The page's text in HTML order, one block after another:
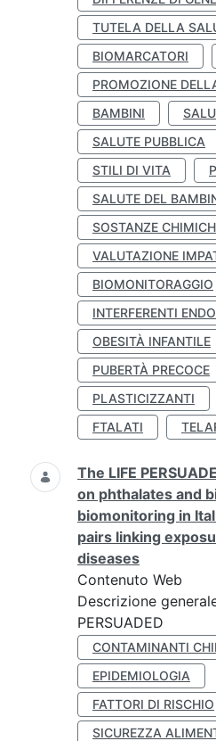
TUTELA DELLA
BIOMARCATORI
PROMOZIONE
BAMBINI
SALUTE PUBBLICA
STILI DI VITA
SALUTE DEL
SOSTANZE
VALUTAZIONE
BIOMONITORAGGIO
INTERFERENTI
OBESITÀ INFANTILE
PUBERTÀ PRECOCE
PLASTICIZZANTI
FTALATI
The LIFE
on phthalates and
biomonitoring in
pairs linking
diseases
Contenuto Web
Descrizione
PERSUADED
CONTAMINANTI
EPIDEMIOLOGIA
FATTORI DI RISCHIO
SICUREZZA